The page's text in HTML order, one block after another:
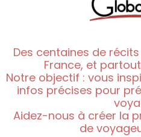
Des centaines de
France, et
Notre objectif : vous
infos précises pour
Aidez-nous à créer la
de